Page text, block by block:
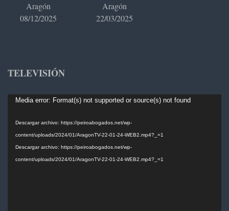
Aragón
08/12/2025
Aragón
22/03/2025
TELEVISIÓN
Reproductor
vídeo
Media error: Format(s) not supported or source(s) not found
Descargar archivo: https://peiroabogados.net/wp-
content/uploads/2024/01/AragonTV-22-01-24-WEB2.mp4?_=1
Descargar archivo: https://peiroabogados.net/wp-
content/uploads/2024/01/AragonTV-22-01-24-WEB2.mp4?_=1